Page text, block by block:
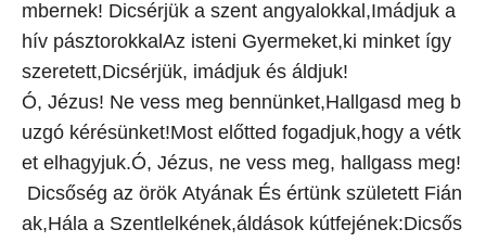
mbernek! Dicsérjük a szent angyalokkal,Imádjuk a
hív pásztorokkalAz isteni Gyermeket,ki minket így
szeretett,Dicsérjük, imádjuk és áldjuk!
Ó, Jézus! Ne vess meg bennünket,Hallgasd meg b
uzgó kérésünket!Most előtted fogadjuk,hogy a vétk
et elhagyjuk.Ó, Jézus, ne vess meg, hallgass meg!
Dicsőség az örök Atyának És értünk született Fián
ak,Hála a Szentlelkének,áldások kútfejének:Dicsős